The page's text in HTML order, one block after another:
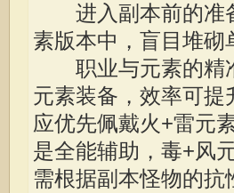
进入副本前的准
素版本中，盲目堆
职业与元素的精
元素装备，效率可
应优先佩戴火+雷元
是全能辅助，毒+风
需根据副本怪物的